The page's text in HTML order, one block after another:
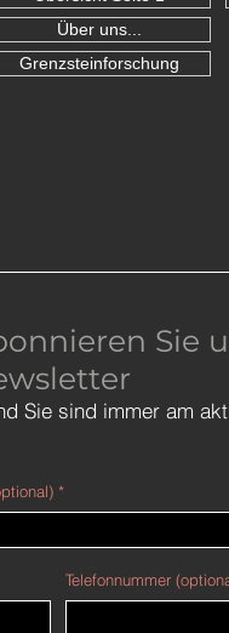
Über uns...
Grenzsteinforschung
Sie
Sie sind immer am
Telefonnummer